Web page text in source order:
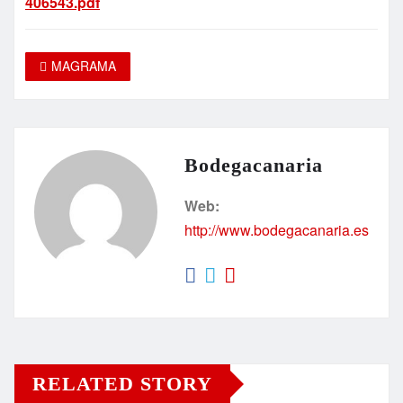
MAGRAMA
Bodegacanaria
Web:
http://www.bodegacanaria.es
RELATED STORY